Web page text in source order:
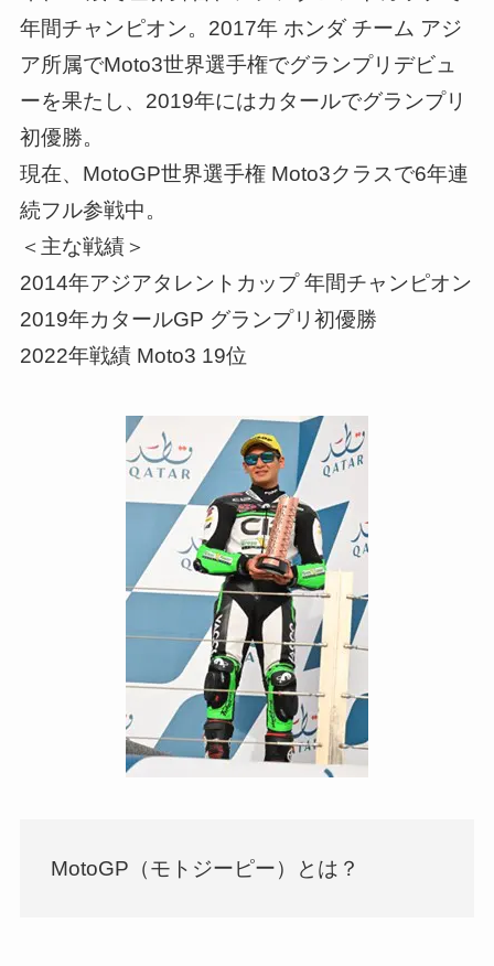
年間チャンピオン。2017年 ホンダ チーム アジ
ア所属でMoto3世界選手権でグランプリデビュ
ーを果たし、2019年にはカタールでグランプリ
初優勝。
現在、MotoGP世界選手権 Moto3クラスで6年連
続フル参戦中。
＜主な戦績＞
2014年アジアタレントカップ 年間チャンピオン
2019年カタールGP グランプリ初優勝
2022年戦績 Moto3 19位
MotoGP（モトジーピー）とは？